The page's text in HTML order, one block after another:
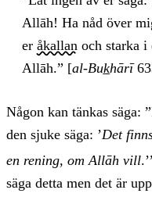
Allāh! Ha nåd över
er åkallan och starka i
Allāh.” [al-Buk̲hārī
Någon kan tänkas säga:
den sjuke säga: ’Det
en rening, om Allāh vill
säga detta men det är